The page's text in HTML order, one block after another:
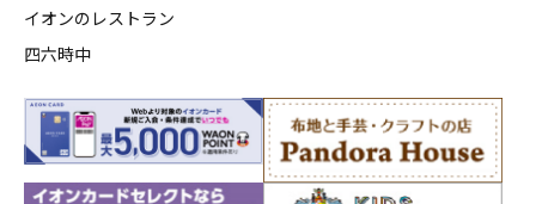
イオンのレストラン
四六時中